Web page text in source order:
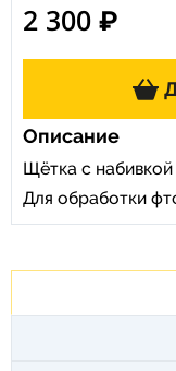
2 300 ₽
Описание
Щётка с набивкой
Для обработки